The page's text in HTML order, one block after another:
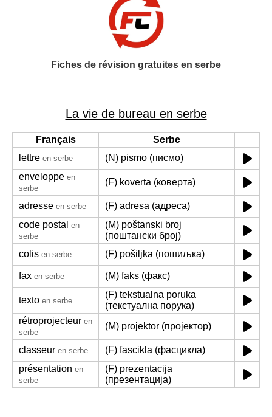
Fiches de révision gratuites en serbe
La vie de bureau en serbe
Français
Serbe
lettre en serbe
(N) pismo (писмо)
enveloppe en
serbe
(F) koverta (коверта)
adresse en serbe
(F) adresa (адреса)
code postal en
serbe
(M) poštanski broj
(поштански број)
colis en serbe (F) pošiljka (пошиљка)
fax en serbe (M) faks (факс)
texto en serbe
(F) tekstualna poruka
(текстуална порука)
rétroprojecteur en
serbe
(M) projektor (пројектор)
classeur en serbe
(F) fascikla (фасцикла)
présentation en
serbe
(F) prezentacija
(презентација)